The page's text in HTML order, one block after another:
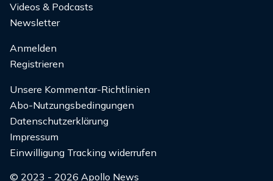
Videos & Podcasts
Newsletter
Anmelden
Registrieren
Unsere Kommentar-Richtlinien
Abo-Nutzungsbedingungen
Datenschutzerklärung
Impressum
Einwilligung Tracking widerrufen
© 2023 - 2026 Apollo News